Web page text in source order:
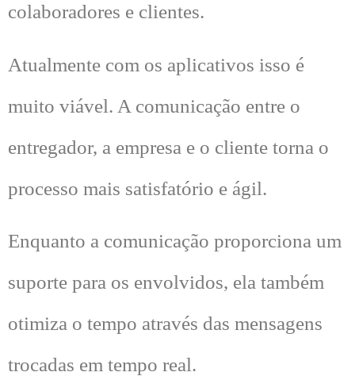
colaboradores e clientes.
Atualmente com os aplicativos isso é
muito viável. A comunicação entre o
entregador, a empresa e o cliente torna o
processo mais satisfatório e ágil.
Enquanto a comunicação proporciona um
suporte para os envolvidos, ela também
otimiza o tempo através das mensagens
trocadas em tempo real.